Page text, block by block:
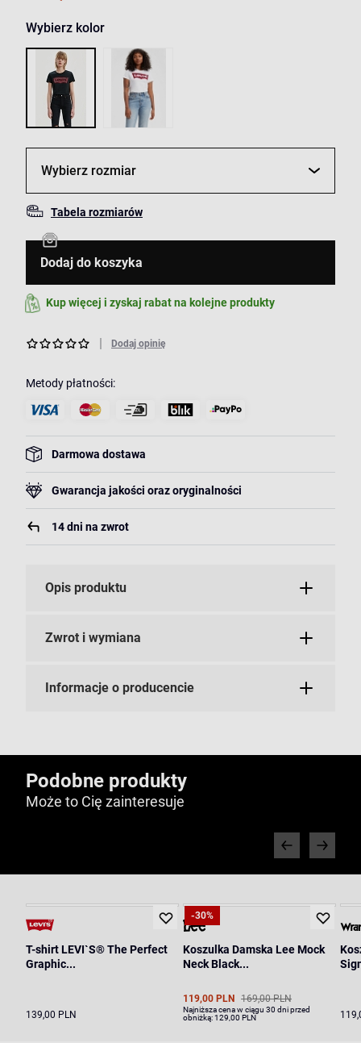
Wybierz kolor
Wybierz rozmiar
Tabela rozmiarów
Dodaj do koszyka
Kup więcej i zyskaj rabat na kolejne produkty
Dodaj opinię
Metody płatności:
Darmowa dostawa
Gwarancja jakości oraz oryginalności
14 dni na zwrot
Opis produktu
Zwrot i wymiana
Informacje o producencie
Podobne produkty
Może to Cię zainteresuje
T-shirt LEVI`S® The Perfect
Graphic...
139,00 PLN
-30%
Koszulka Damska Lee Mock
Neck Black...
119,00 PLN 169,00 PLN
Najniższa cena w ciągu 30 dni przed
obniżką:129,00 PLN